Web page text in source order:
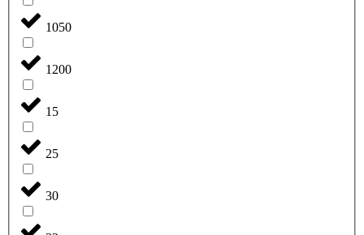
1050
1200
15
25
30